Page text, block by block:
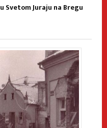
Svetom Juraju na Bregu